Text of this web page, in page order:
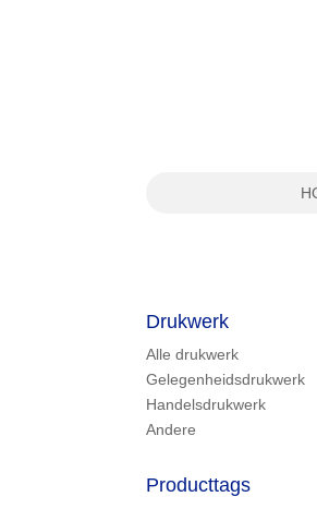
Drukwerk
Alle drukwerk
Gelegenheidsdrukwerk
Handelsdrukwerk
Andere
Producttags